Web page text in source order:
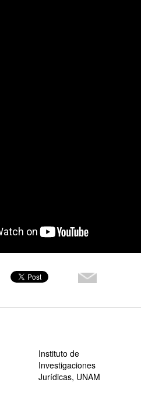
Instituto de
Investigaciones
Jurídicas, UNAM